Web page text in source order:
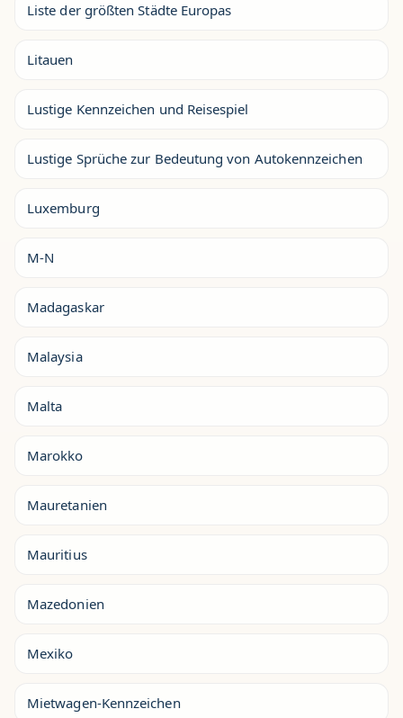
Liste der größten Städte Europas
Litauen
Lustige Kennzeichen und Reisespiel
Lustige Sprüche zur Bedeutung von Autokennzeichen
Luxemburg
M-N
Madagaskar
Malaysia
Malta
Marokko
Mauretanien
Mauritius
Mazedonien
Mexiko
Mietwagen-Kennzeichen